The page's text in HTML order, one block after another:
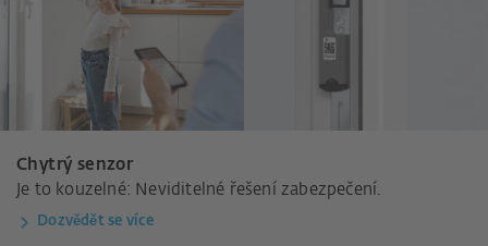
Chytrý senzor
Je to kouzelné: Neviditelné řešení zabezpečení.
Dozvědět se více